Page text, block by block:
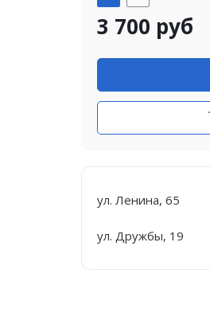
3 700 руб
ул. Ленина, 65
ул. Дружбы, 19